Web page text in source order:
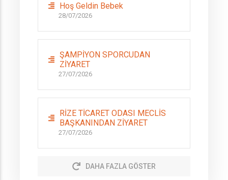
Hoş Geldin Bebek
28/07/2026
ŞAMPİYON SPORCUDAN
ZİYARET
27/07/2026
RİZE TİCARET ODASI MECLİS
BAŞKANINDAN ZİYARET
27/07/2026
DAHA FAZLA GÖSTER